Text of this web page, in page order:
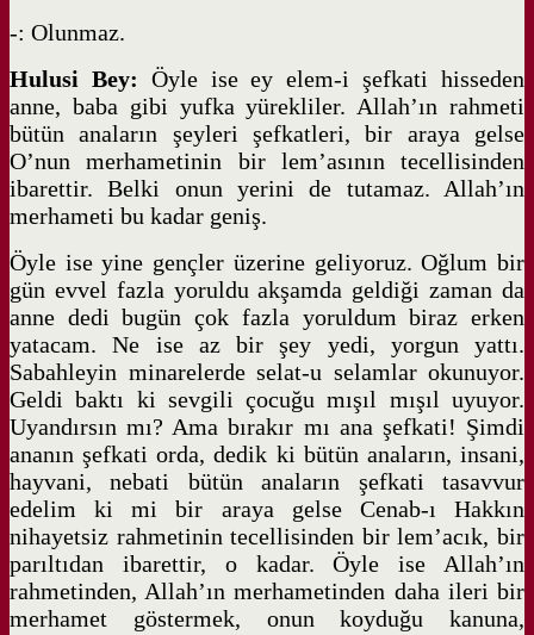
-: Olunmaz.
Hulusi Bey: Öyle ise ey elem-i şefkati hisseden
anne, baba gibi yufka yürekliler. Allah’ın rahmeti
bütün anaların şeyleri şefkatleri, bir araya gelse
O’nun merhametinin bir lem’asının tecellisinden
ibarettir. Belki onun yerini de tutamaz. Allah’ın
merhameti bu kadar geniş.
Öyle ise yine gençler üzerine geliyoruz. Oğlum bir
gün evvel fazla yoruldu akşamda geldiği zaman da
anne dedi bugün çok fazla yoruldum biraz erken
yatacam. Ne ise az bir şey yedi, yorgun yattı.
Sabahleyin minarelerde selat-u selamlar okunuyor.
Geldi baktı ki sevgili çocuğu mışıl mışıl uyuyor.
Uyandırsın mı? Ama bırakır mı ana şefkati! Şimdi
ananın şefkati orda, dedik ki bütün anaların, insani,
hayvani, nebati bütün anaların şefkati tasavvur
edelim ki mi bir araya gelse Cenab-ı Hakkın
nihayetsiz rahmetinin tecellisinden bir lem’acık, bir
parıltıdan ibarettir, o kadar. Öyle ise Allah’ın
rahmetinden, Allah’ın merhametinden daha ileri bir
merhamet göstermek, onun koyduğu kanuna,